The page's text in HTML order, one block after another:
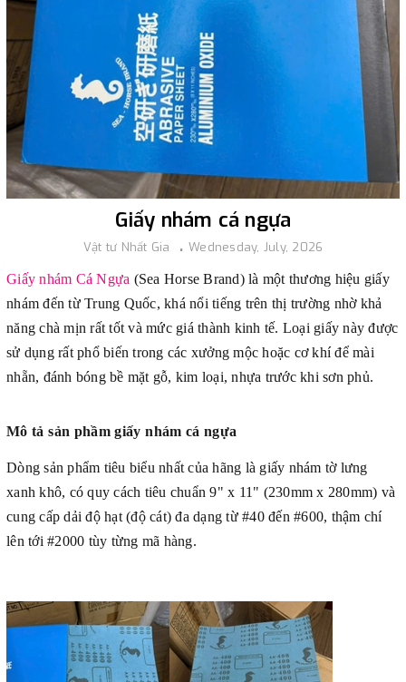
Giấy nhám cá ngựa
Vật tư Nhất Gia Wednesday, July, 2026
Giấy nhám Cá Ngựa (Sea Horse Brand) là một thương hiệu giấy
nhám đến từ Trung Quốc, khá nổi tiếng trên thị trường nhờ khả
năng chà mịn rất tốt và mức giá thành kinh tế. Loại giấy này được
sử dụng rất phổ biến trong các xưởng mộc hoặc cơ khí để mài
nhẵn, đánh bóng bề mặt gỗ, kim loại, nhựa trước khi sơn phủ.
Mô tả sản phầm giấy nhám cá ngựa
Dòng sản phẩm tiêu biểu nhất của hãng là giấy nhám tờ lưng
xanh khô, có quy cách tiêu chuẩn 9" x 11" (230mm x 280mm) và
cung cấp dải độ hạt (độ cát) đa dạng từ #40 đến #600, thậm chí
lên tới #2000 tùy từng mã hàng.